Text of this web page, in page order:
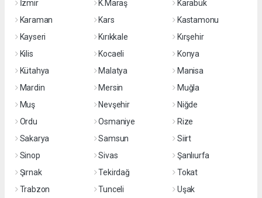
İzmir
K.Maraş
Karabük
Karaman
Kars
Kastamonu
Kayseri
Kırıkkale
Kırşehir
Kilis
Kocaeli
Konya
Kütahya
Malatya
Manisa
Mardin
Mersin
Muğla
Muş
Nevşehir
Niğde
Ordu
Osmaniye
Rize
Sakarya
Samsun
Siirt
Sinop
Sivas
Şanlıurfa
Şırnak
Tekirdağ
Tokat
Trabzon
Tunceli
Uşak